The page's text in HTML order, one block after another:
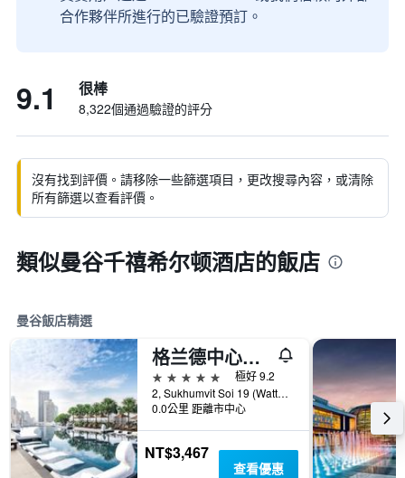
合作夥伴所進行的已驗證預訂。
9.1 很棒
8,322個通過驗證的評分
沒有找到評價。請移除一些篩選項目，更改搜尋內容，或清除
所有篩選以查看評價。
類似曼谷千禧希尔顿酒店的飯店
曼谷飯店精選
格兰德中心点酒店 Terminal 21
5星級
極好 9.2
2, Sukhumvit Soi 19 (Wattana), 曼谷, 泰國
0.0公里 距離市中心
NT$3,467
查看優惠